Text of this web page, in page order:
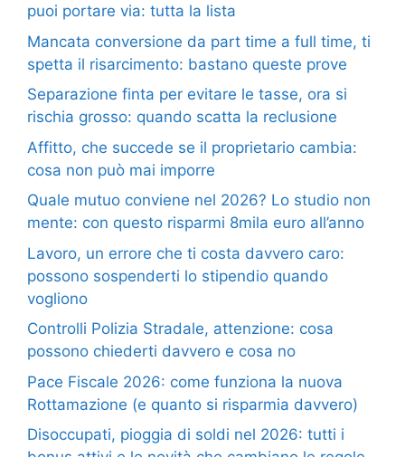
puoi portare via: tutta la lista
Mancata conversione da part time a full time, ti
spetta il risarcimento: bastano queste prove
Separazione finta per evitare le tasse, ora si
rischia grosso: quando scatta la reclusione
Affitto, che succede se il proprietario cambia:
cosa non può mai imporre
Quale mutuo conviene nel 2026? Lo studio non
mente: con questo risparmi 8mila euro all’anno
Lavoro, un errore che ti costa davvero caro:
possono sospenderti lo stipendio quando
vogliono
Controlli Polizia Stradale, attenzione: cosa
possono chiederti davvero e cosa no
Pace Fiscale 2026: come funziona la nuova
Rottamazione (e quanto si risparmia davvero)
Disoccupati, pioggia di soldi nel 2026: tutti i